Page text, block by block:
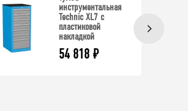
инструментальная
Technic XL7 с
пластиковой
накладкой
54 818 ₽